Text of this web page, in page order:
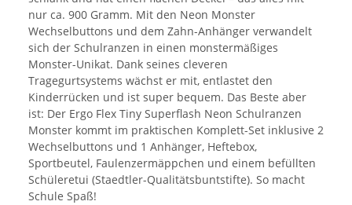
nur ca. 900 Gramm. Mit den Neon Monster
Wechselbuttons und dem Zahn-Anhänger verwandelt
sich der Schulranzen in einen monstermäßiges
Monster-Unikat. Dank seines cleveren
Tragegurtsystems wächst er mit, entlastet den
Kinderrücken und ist super bequem. Das Beste aber
ist: Der Ergo Flex Tiny Superflash Neon Schulranzen
Monster kommt im praktischen Komplett-Set inklusive 2
Wechselbuttons und 1 Anhänger, Heftebox,
Sportbeutel, Faulenzermäppchen und einem befüllten
Schüleretui (Staedtler-Qualitätsbuntstifte). So macht
Schule Spaß!